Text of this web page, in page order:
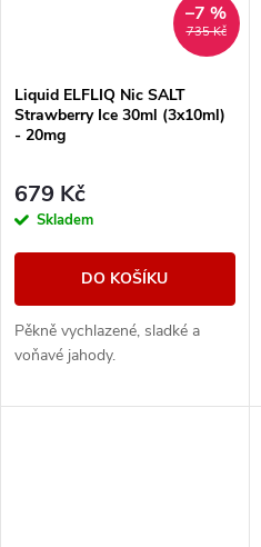
735 Kč
–7 %
Liquid ELFLIQ Nic SALT
Strawberry Ice 30ml (3x10ml)
- 20mg
679 Kč
Skladem
DO KOŠÍKU
Pěkně vychlazené, sladké a
voňavé jahody.